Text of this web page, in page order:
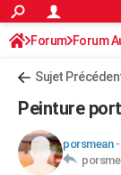
ACTUALITÉS
Politique
Société
Faits Divers
Education
Monde
Villes
+
FINANCE
Retraite
Impôts
Epargne
Immobilier
Risques naturels
Banque
Assurance
Crédit
AUTO
Forum Forum
Sujet
Peinture
porsmean-